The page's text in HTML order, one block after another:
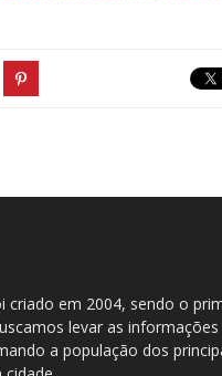
criado em 2004, sendo o
levar as
a população dos